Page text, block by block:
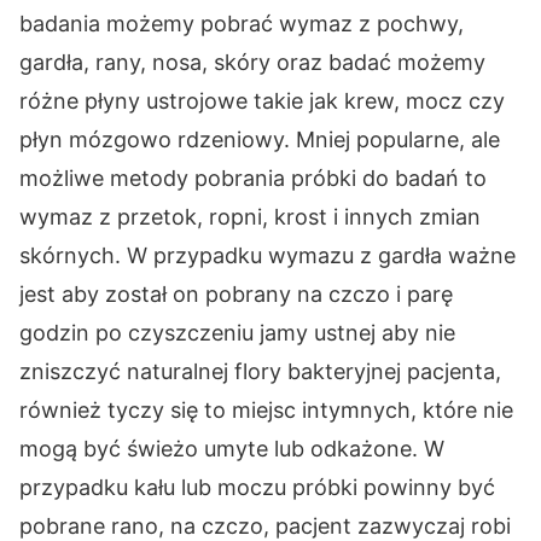
badania możemy pobrać wymaz z pochwy,
gardła, rany, nosa, skóry oraz badać możemy
różne płyny ustrojowe takie jak krew, mocz czy
płyn mózgowo rdzeniowy. Mniej popularne, ale
możliwe metody pobrania próbki do badań to
wymaz z przetok, ropni, krost i innych zmian
skórnych. W przypadku wymazu z gardła ważne
jest aby został on pobrany na czczo i parę
godzin po czyszczeniu jamy ustnej aby nie
zniszczyć naturalnej flory bakteryjnej pacjenta,
również tyczy się to miejsc intymnych, które nie
mogą być świeżo umyte lub odkażone. W
przypadku kału lub moczu próbki powinny być
pobrane rano, na czczo, pacjent zazwyczaj robi